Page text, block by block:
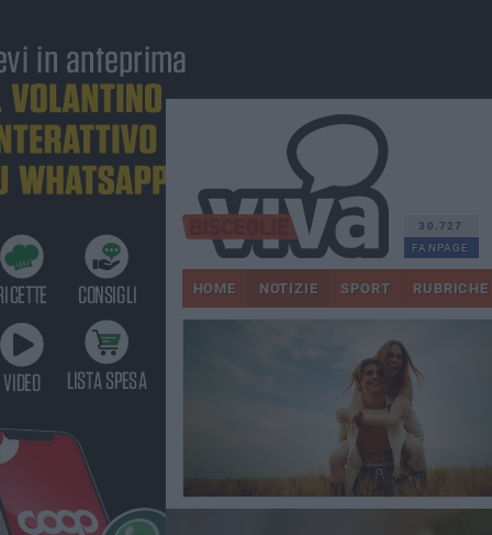
30.727
FANPAGE
HOME NOTIZIE SPORT RUBRICHE